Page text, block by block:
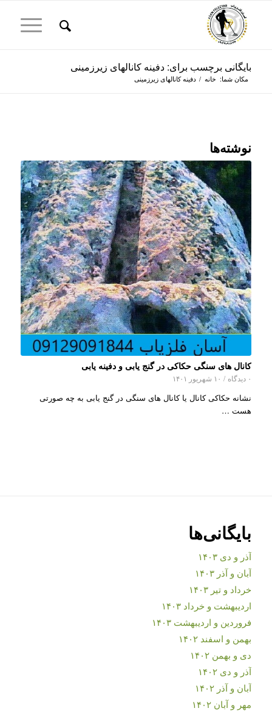
بایگانی برچسب برای: دفینه کانالهای زیرزمینی
مکان شما: خانه / دفینه کانالهای زیرزمینی
نوشته‌ها
کانال های سنگی حکاکی در گنج یابی و دفینه یابی
۰ دیدگاه / ۱۰ شهریور ۱۴۰۱
نشانه حکاکی کانال یا کانال های سنگی در گنج یابی به چه صورتی
هست …
بایگانی‌ها
آذر و دی ۱۴۰۳
آبان و آذر ۱۴۰۳
خرداد و تیر ۱۴۰۳
اردیبهشت و خرداد ۱۴۰۳
فروردین و اردیبهشت ۱۴۰۳
بهمن و اسفند ۱۴۰۲
دی و بهمن ۱۴۰۲
آذر و دی ۱۴۰۲
آبان و آذر ۱۴۰۲
مهر و آبان ۱۴۰۲